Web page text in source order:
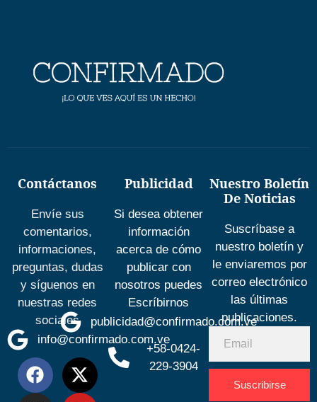
Contáctanos
Envíe sus
comentarios,
informaciones,
preguntas, dudas
y síguenos en
nuestras redes
sociales
info@confirmado.com.ve
Publicidad
Si desea obtener
información
acerca de cómo
publicar con
nosotros puedes
Escríbirnos
publicidad@confirmado.com.ve
+58-0424-
229-3904
Nuestro Boletín
De Noticias
Suscríbase a
nuestro boletín y
le enviaremos por
correo electrónico
las últimas
publicaciones.
Suscribirse